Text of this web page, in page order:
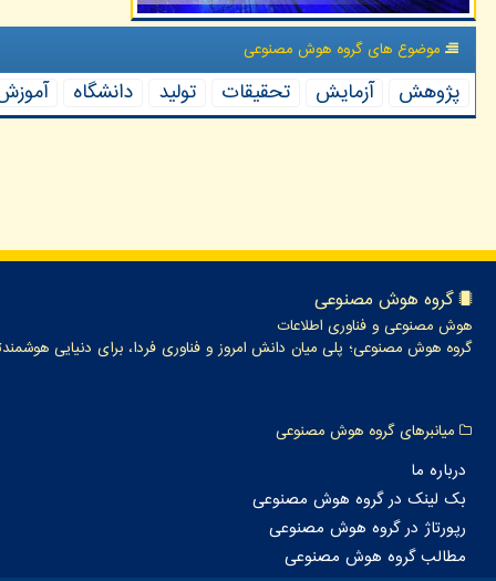
موضوع های گروه هوش مصنوعی
پژوهش آزمایش تحقیقات تولید دانشگاه
گروه هوش مصنوعی
هوش مصنوعی و فناوری اطلاعات
گروه هوش مصنوعی؛ پلی میان دانش امروز و فناوری فردا، برای دنیایی
میانبرهای گروه هوش مصنوعی
درباره ما
بک لینک در گروه هوش مصنوعی
رپورتاژ در گروه هوش مصنوعی
مطالب گروه هوش مصنوعی